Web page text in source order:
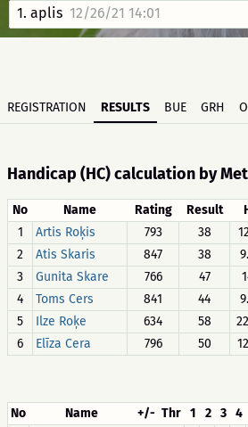
1. aplis 12/26/21 14:01
REGISTRATION RESULTS BUE GRH
Handicap (HC) calculation by
No Name Rating Result
1
Artis Roķis 793 38
2
Atis Skaris 847 38
3
Gunita Skare 766 47
4
Toms Cers 841 44
5
Ilze Roķe 634 58
6
Elīza Cera 796 50
No Name +/- Thr 1 2 3 4